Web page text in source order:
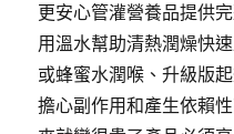
更安心管灌營養品提供
用溫水幫助清熱潤燥快
或蜂蜜水潤喉、升級版
擔心副作用和產生依賴